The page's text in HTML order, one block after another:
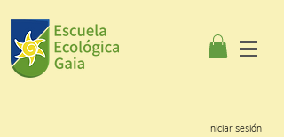
Iniciar sesión